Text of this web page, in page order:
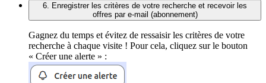
6. Enregistrer les critères de votre recherche et recevoir les
offres par e-mail (abonnement)
Gagnez du temps et évitez de ressaisir les critères de votre
recherche à chaque visite ! Pour cela, cliquez sur le bouton
« Créer une alerte » :